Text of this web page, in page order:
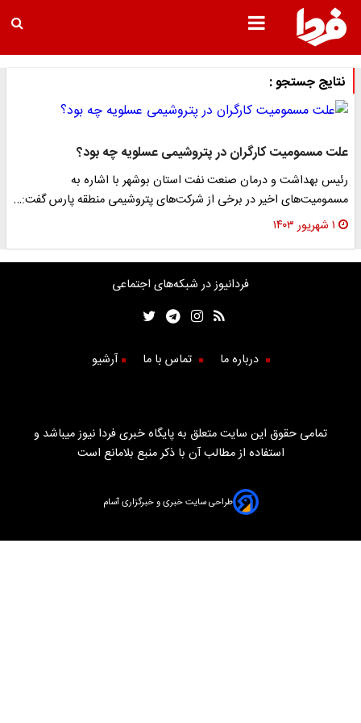
نتایج جستجو :
علت مسمومیت‌ کارگران در پتروشیمی عسلویه چه بود؟
رئیس بهداشت و درمان صنعت نفت استان بوشهر با اشاره به
مسمومیت‌های اخیر در برخی از شرکت‌های پتروشیمی منطقه پارس گفت:…
۱ شهریور ۱۴۰۳
فردانیوز در شبکه‌های اجتماعی
درباره ما تماس با ما آرشیو
تمامی حقوق این سایت متعلق به پایگاه خبری فردا نیوز میباشد و
استفاده از مطالب آن با ذکر منبع بلامانع است
طراحی سایت خبری و خبرگزاری آسام